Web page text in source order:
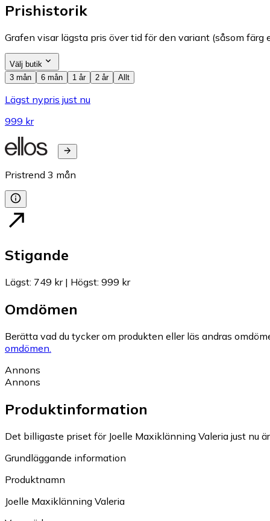
Prishistorik
Grafen visar lägsta pris över tid för den variant (såsom
Välj butik
3 mån
6 mån 1 år 2 år Allt
Lägst nypris just nu
999 kr
Pristrend 3 mån
Stigande
Lägst: 749 kr| Högst: 999 kr
Omdömen
Berätta vad du tycker om produkten eller läs andras
omdömen.
Annons
Annons
Produktinformation
Det billigaste priset för Joelle Maxiklänning Valeria just nu
Grundläggande information
Produktnamn
Joelle Maxiklänning Valeria